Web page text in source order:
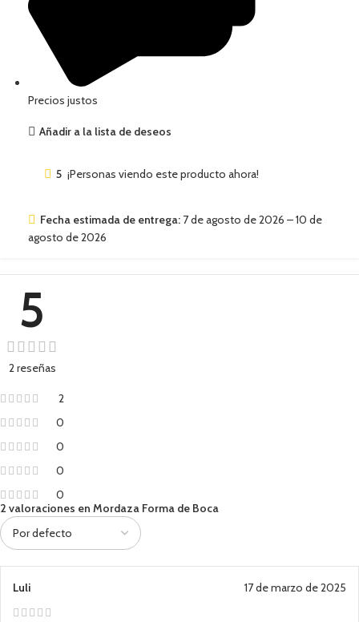
Precios justos
Añadir a la lista de deseos
5 ¡Personas viendo este producto ahora!
Fecha estimada de entrega: 7 de agosto de 2026 – 10 de
agosto de 2026
5
2 reseñas
2
0
0
0
0
2 valoraciones en Mordaza Forma de Boca
Luli 17 de marzo de 2025